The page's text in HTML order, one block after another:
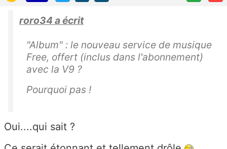
roro34 a écrit
"Album" : le nouveau service de musique
Free, offert (inclus dans l'abonnement)
avec la V9 ?
Pourquoi pas !
Oui....qui sait ?